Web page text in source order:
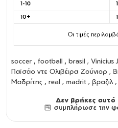
1-10
10+
Οι τιμές
soccer , football , brasil , Vinicius
Παϊσάο ντε Ολιβέιρα Ζούνιορ ,
Μαδρίτης , real , madrit , βραζιλ
Δεν βρήκες αυτό
συμπλήρωσε την